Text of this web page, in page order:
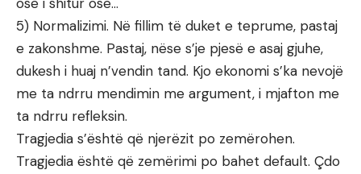
5) Normalizimi. Në fillim të duket e teprume, pastaj
e zakonshme. Pastaj, nëse s’je pjesë e asaj gjuhe,
dukesh i huaj n’vendin tand. Kjo ekonomi s’ka nevojë
me ta ndrru mendimin me argument, i mjafton me
ta ndrru refleksin.
Tragjedia s’është që njerëzit po zemërohen.
Tragjedia është që zemërimi po bahet default. Çdo